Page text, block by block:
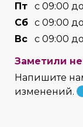
Пт
с 09:00
Сб с 09:00
Вс
с 09:00
Заметили
Напишите
изменений.